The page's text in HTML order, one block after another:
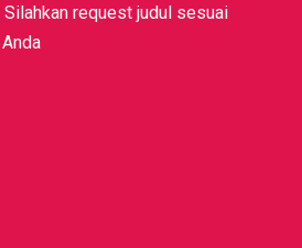
request judul sesuai